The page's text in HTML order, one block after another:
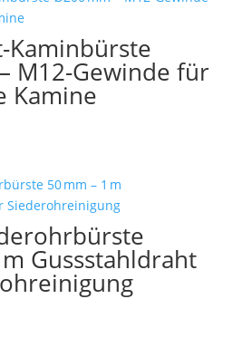
Kaminbürste
M12-Gewinde für
Kamine
Gussstahldraht